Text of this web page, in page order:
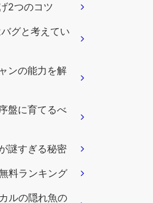
2つのコツ
グと考えてい
ンの能力を解
盤に育てるべ
謎すぎる秘密
料ランキング
ルの隠れ魚の